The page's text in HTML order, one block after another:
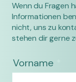
Wenn du Fragen
Informationen
nicht, uns zu
stehen dir gerne
Vorname